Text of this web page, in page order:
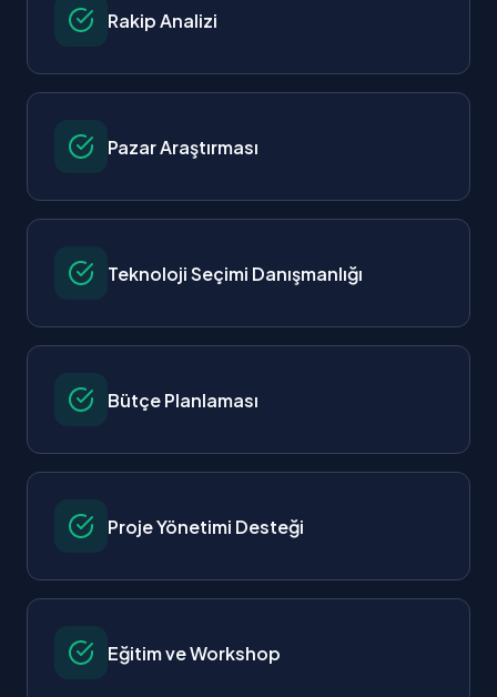
Rakip Analizi
Pazar Araştırması
Teknoloji Seçimi Danışmanlığı
Bütçe Planlaması
Proje Yönetimi Desteği
Eğitim ve Workshop